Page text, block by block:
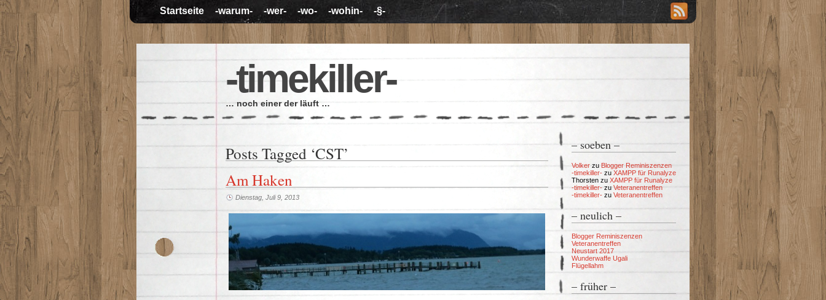
Startseite -warum- -wer- -wo- -wohin- -§-
-timekiller-
… noch einer der läuft …
Posts Tagged ‘CST’
Am Haken
Dienstag, Juli 9, 2013
– soeben –
Volker zu Blogger Reminiszenzen
-timekiller- zu XAMPP für Runalyze
Thorsten zu XAMPP für Runalyze
-timekiller- zu Veteranentreffen
-timekiller- zu Veteranentreffen
– neulich –
Blogger Reminiszenzen
Veteranentreffen
Neustart 2017
Wunderwaffe Ugali
Flügellahm
– früher –